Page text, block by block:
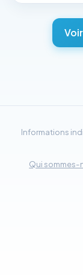
Informations
Qui sommes-